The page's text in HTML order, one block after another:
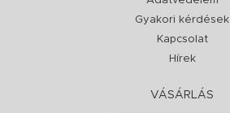
Gyakori kérdések
Kapcsolat
Hírek
VÁSÁRLÁS